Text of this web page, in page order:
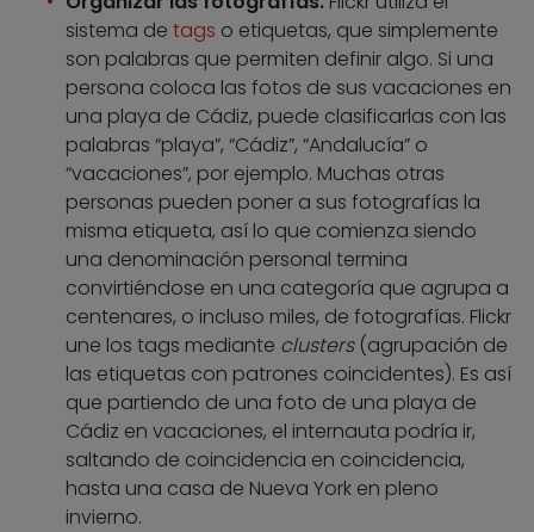
sistema de tags o etiquetas, que simplemente
son palabras que permiten definir algo. Si una
persona coloca las fotos de sus vacaciones en
una playa de Cádiz, puede clasificarlas con las
palabras “playa”, “Cádiz”, “Andalucía” o
“vacaciones”, por ejemplo. Muchas otras
personas pueden poner a sus fotografías la
misma etiqueta, así lo que comienza siendo
una denominación personal termina
convirtiéndose en una categoría que agrupa a
centenares, o incluso miles, de fotografías. Flickr
une los tags mediante clusters(agrupación de
las etiquetas con patrones coincidentes). Es así
que partiendo de una foto de una playa de
Cádiz en vacaciones, el internauta podría ir,
saltando de coincidencia en coincidencia,
hasta una casa de Nueva York en pleno
invierno.